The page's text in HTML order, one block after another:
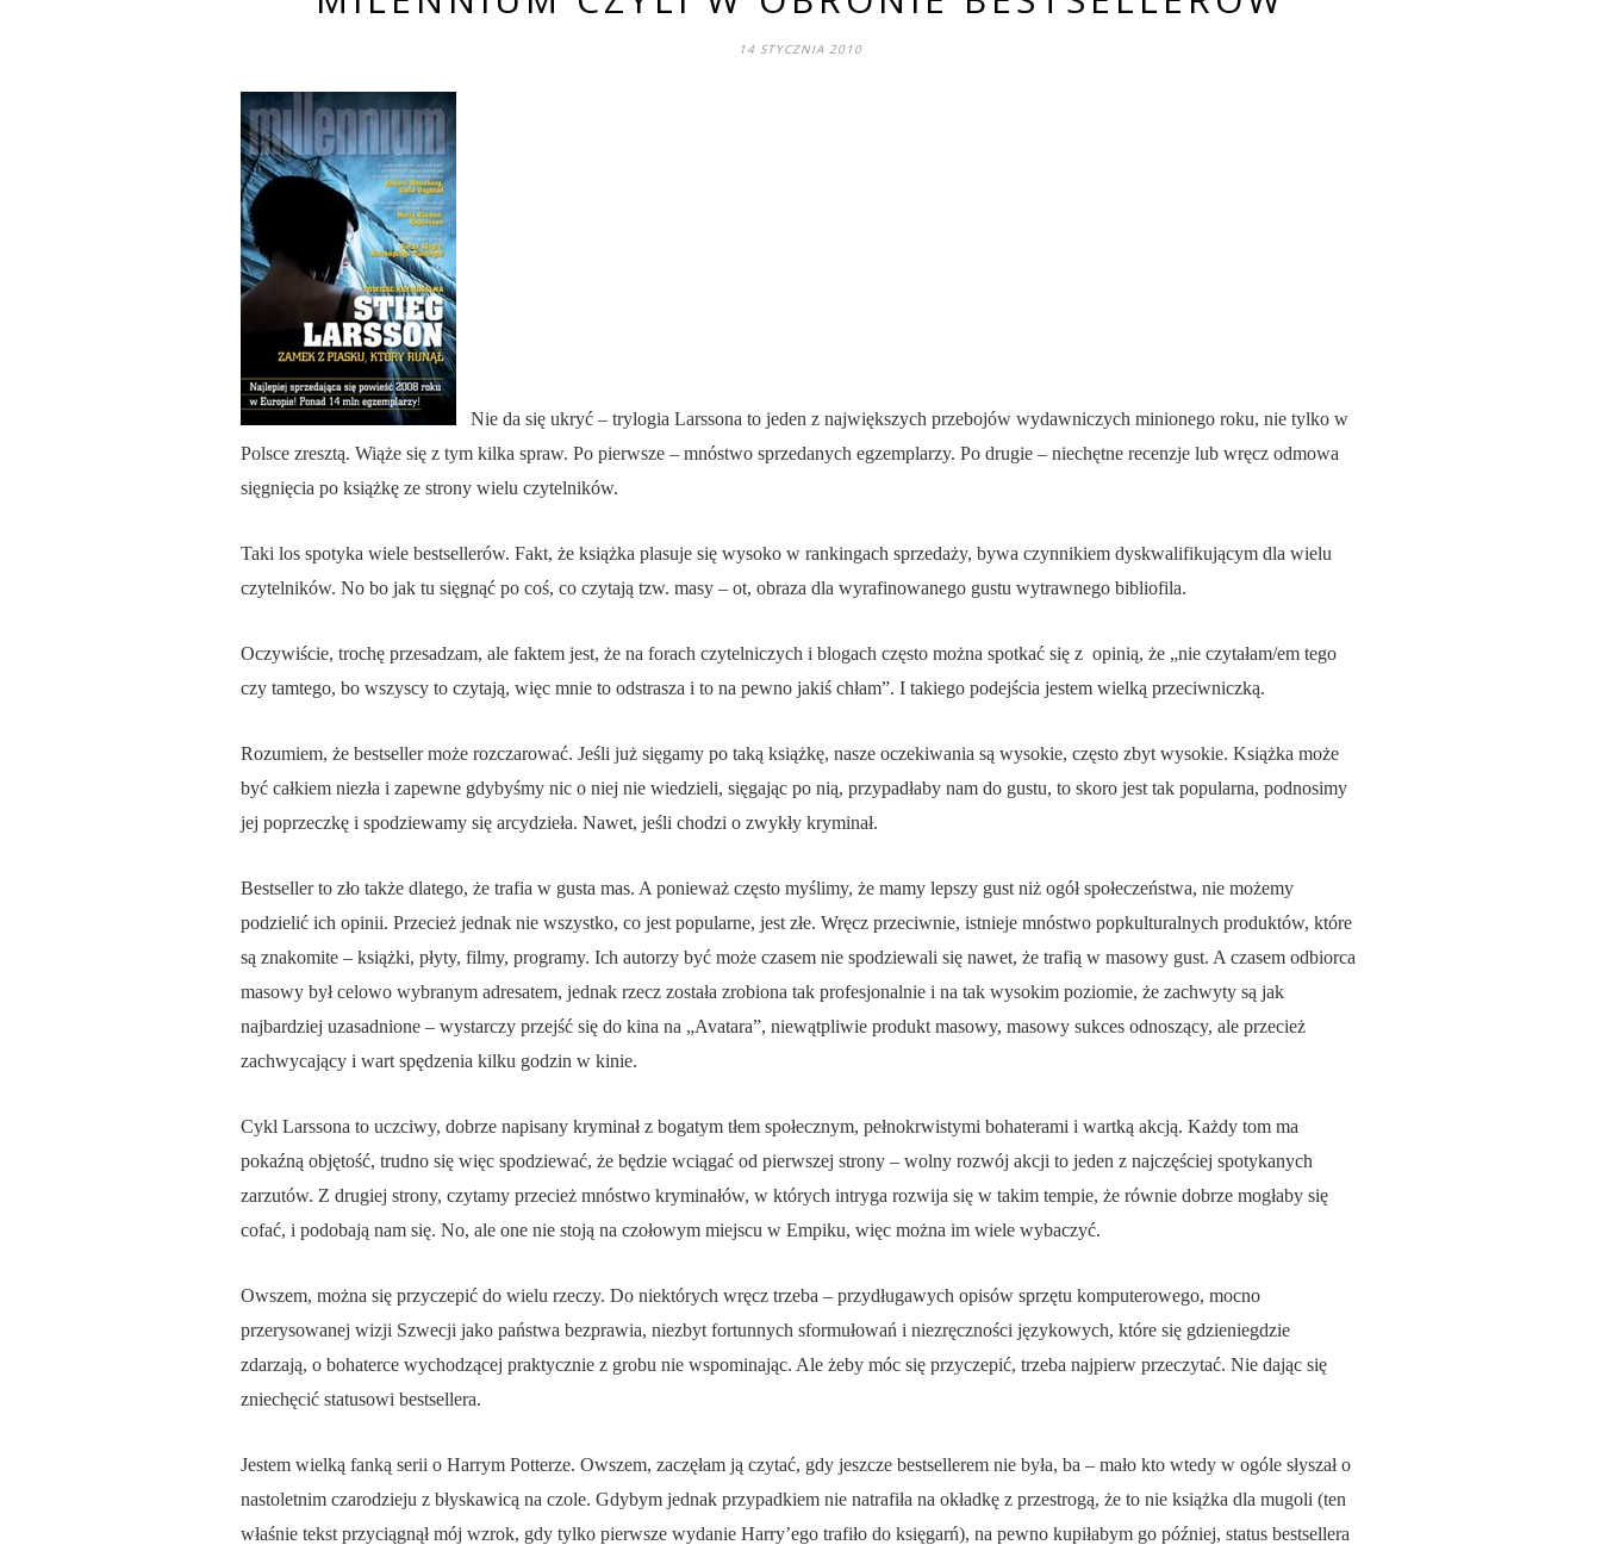
14 STYCZNIA 2010
Nie da się ukryć – trylogia Larssona to jeden z największych przebojów wydawniczych minionego roku, nie tylko w
Polsce zresztą. Wiąże się z tym kilka spraw. Po pierwsze – mnóstwo sprzedanych egzemplarzy. Po drugie – niechętne recenzje lub wręcz odmowa
sięgnięcia po książkę ze strony wielu czytelników.
Taki los spotyka wiele bestsellerów. Fakt, że książka plasuje się wysoko w rankingach sprzedaży, bywa czynnikiem dyskwalifikującym dla wielu
czytelników. No bo jak tu sięgnąć po coś, co czytają tzw. masy – ot, obraza dla wyrafinowanego gustu wytrawnego bibliofila.
Oczywiście, trochę przesadzam, ale faktem jest, że na forach czytelniczych i blogach często można spotkać się z opinią, że „nie czytałam/em tego
czy tamtego, bo wszyscy to czytają, więc mnie to odstrasza i to na pewno jakiś chłam”. I takiego podejścia jestem wielką przeciwniczką.
Rozumiem, że bestseller może rozczarować. Jeśli już sięgamy po taką książkę, nasze oczekiwania są wysokie, często zbyt wysokie. Książka może
być całkiem niezła i zapewne gdybyśmy nic o niej nie wiedzieli, sięgając po nią, przypadłaby nam do gustu, to skoro jest tak popularna, podnosimy
jej poprzeczkę i spodziewamy się arcydzieła. Nawet, jeśli chodzi o zwykły kryminał.
Bestseller to zło także dlatego, że trafia w gusta mas. A ponieważ często myślimy, że mamy lepszy gust niż ogół społeczeństwa, nie możemy
podzielić ich opinii. Przecież jednak nie wszystko, co jest popularne, jest złe. Wręcz przeciwnie, istnieje mnóstwo popkulturalnych produktów, które
są znakomite – książki, płyty, filmy, programy. Ich autorzy być może czasem nie spodziewali się nawet, że trafią w masowy gust. A czasem odbiorca
masowy był celowo wybranym adresatem, jednak rzecz została zrobiona tak profesjonalnie i na tak wysokim poziomie, że zachwyty są jak
najbardziej uzasadnione – wystarczy przejść się do kina na „Avatara”, niewątpliwie produkt masowy, masowy sukces odnoszący, ale przecież
zachwycający i wart spędzenia kilku godzin w kinie.
Cykl Larssona to uczciwy, dobrze napisany kryminał z bogatym tłem społecznym, pełnokrwistymi bohaterami i wartką akcją. Każdy tom ma
pokaźną objętość, trudno się więc spodziewać, że będzie wciągać od pierwszej strony – wolny rozwój akcji to jeden z najczęściej spotykanych
zarzutów. Z drugiej strony, czytamy przecież mnóstwo kryminałów, w których intryga rozwija się w takim tempie, że równie dobrze mogłaby się
cofać, i podobają nam się. No, ale one nie stoją na czołowym miejscu w Empiku, więc można im wiele wybaczyć.
Owszem, można się przyczepić do wielu rzeczy. Do niektórych wręcz trzeba – przydługawych opisów sprzętu komputerowego, mocno
przerysowanej wizji Szwecji jako państwa bezprawia, niezbyt fortunnych sformułowań i niezręczności językowych, które się gdzieniegdzie
zdarzają, o bohaterce wychodzącej praktycznie z grobu nie wspominając. Ale żeby móc się przyczepić, trzeba najpierw przeczytać. Nie dając się
zniechęcić statusowi bestsellera.
Jestem wielką fanką serii o Harrym Potterze. Owszem, zaczęłam ją czytać, gdy jeszcze bestsellerem nie była, ba – mało kto wtedy w ogóle słyszał o
nastoletnim czarodzieju z błyskawicą na czole. Gdybym jednak przypadkiem nie natrafiła na okładkę z przestrogą, że to nie książka dla mugoli (ten
właśnie tekst przyciągnął mój wzrok, gdy tylko pierwsze wydanie Harry’ego trafiło do księgarń), na pewno kupiłabym go później, status bestsellera